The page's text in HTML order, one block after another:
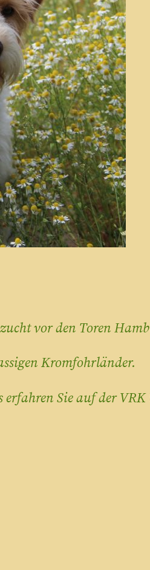
vor den Toren
Kromfohrländer.
Sie auf der